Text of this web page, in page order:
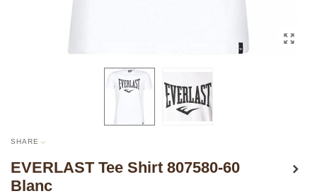
SHARE
EVERLAST Tee Shirt 807580-60
Blanc